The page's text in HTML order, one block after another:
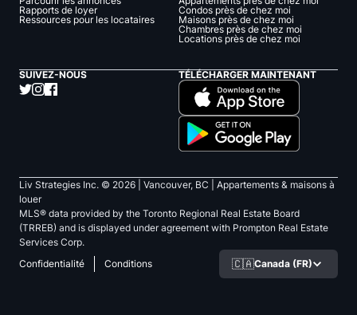
Rapports de loyer
Ressources pour les locataires
Condos près de chez moi
Maisons près de chez moi
Chambres près de chez moi
Locations près de chez moi
SUIVEZ-NOUS TÉLÉCHARGER MAINTENANT
Liv Strategies Inc. © 2026 | Vancouver, BC |
Appartements & maisons à
louer
MLS® data provided by the Toronto Regional Real Estate Board
(TRREB) and is displayed under agreement with Prompton Real Estate
Services Corp.
Confidentialité
Conditions 🇨🇦Canada (FR)